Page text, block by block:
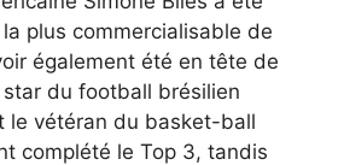
plus commercialisable de
également été en tête de
du football brésilien
le vétéran du basket-ball
complété le Top 3, tandis